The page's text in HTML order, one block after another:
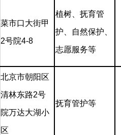
菜市口大街甲
2号院4-8
植树、抚育管
护、自然保护、
志愿服务等
北京市朝阳区
清林东路2号
院万达大湖小
区
抚育管护等